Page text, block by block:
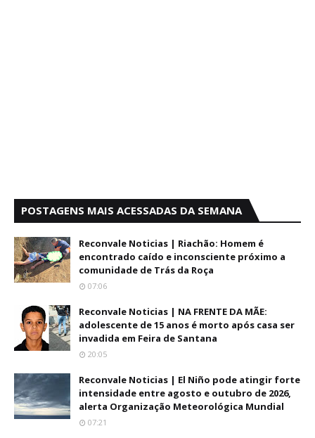
POSTAGENS MAIS ACESSADAS DA SEMANA
Reconvale Noticias | Riachão: Homem é
encontrado caído e inconsciente próximo a
comunidade de Trás da Roça
07:06
Reconvale Noticias | NA FRENTE DA MÃE:
adolescente de 15 anos é morto após casa ser
invadida em Feira de Santana
20:05
Reconvale Noticias | El Niño pode atingir forte
intensidade entre agosto e outubro de 2026,
alerta Organização Meteorológica Mundial
07:21